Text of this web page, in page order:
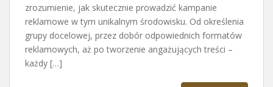
zrozumienie, jak skutecznie prowadzić kampanie
reklamowe w tym unikalnym środowisku. Od określenia
grupy docelowej, przez dobór odpowiednich formatów
reklamowych, aż po tworzenie angażujących treści –
każdy […]